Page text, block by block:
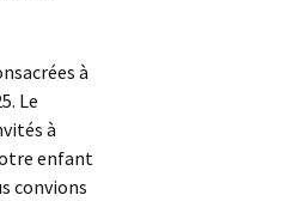
à
Le
à
enfant
convions